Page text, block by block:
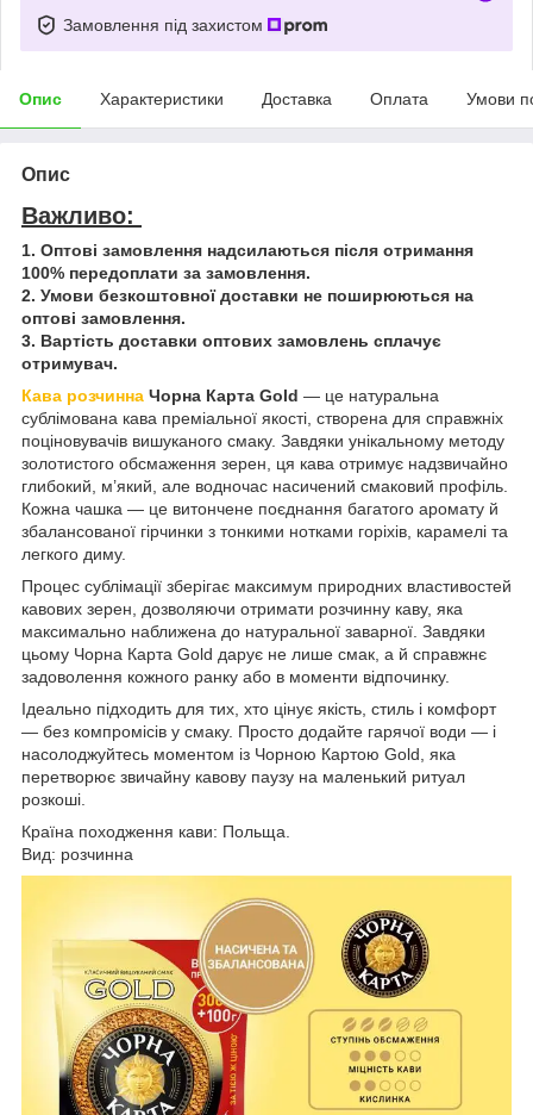
Замовлення під захистом
Опис Характеристики Доставка Оплата Умови
Опис
Важливо:
1. Оптові замовлення надсилаються після отримання
100% передоплати за замовлення.
2. Умови безкоштовної доставки не поширюються на
оптові замовлення.
3. Вартість доставки оптових замовлень сплачує
отримувач.
Кава розчинна Чорна Карта Gold — це натуральна
сублімована кава преміальної якості, створена для справжніх
поціновувачів вишуканого смаку. Завдяки унікальному методу
золотистого обсмаження зерен, ця кава отримує надзвичайно
глибокий, м’який, але водночас насичений смаковий профіль.
Кожна чашка — це витончене поєднання багатого аромату й
збалансованої гірчинки з тонкими нотками горіхів, карамелі та
легкого диму.
Процес сублімації зберігає максимум природних властивостей
кавових зерен, дозволяючи отримати розчинну каву, яка
максимально наближена до натуральної заварної. Завдяки
цьому Чорна Карта Gold дарує не лише смак, а й справжнє
задоволення кожного ранку або в моменти відпочинку.
Ідеально підходить для тих, хто цінує якість, стиль і комфорт
— без компромісів у смаку. Просто додайте гарячої води — і
насолоджуйтесь моментом із Чорною Картою Gold, яка
перетворює звичайну кавову паузу на маленький ритуал
розкоші.
Країна походження кави: Польща.
Вид: розчинна